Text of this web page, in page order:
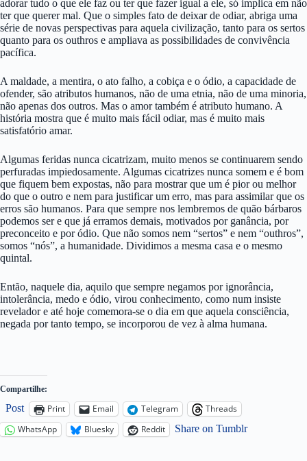
adorar tudo o que ele faz ou ter que fazer igual a ele, só implica em não
ter que querer mal. Que o simples fato de deixar de odiar, abriga uma
série de novas perspectivas para aquela civilização, tanto para os sertos
quanto para os outhros e ampliava as possibilidades de convivência
pacífica.
A maldade, a mentira, o ato falho, a cobiça e o ódio, a capacidade de
ofender, são atributos humanos, não de uma etnia, não de uma minoria,
não apenas dos outros. Mas o amor também é atributo humano. A
história mostra que é muito mais fácil odiar, mas é muito mais
satisfatório amar.
Algumas feridas nunca cicatrizam, muito menos se continuarem sendo
perfuradas impiedosamente. Algumas cicatrizes nunca somem e é bom
que fiquem bem expostas, não para mostrar que um é pior ou melhor
do que o outro e nem para justificar um erro, mas para assimilar que os
erros são humanos. Para que sempre nos lembremos de quão bárbaros
podemos ser e que já erramos demais, motivados por ganância, por
preconceito e por ódio. Que não somos nem “sertos” e nem “outhros”,
somos “nós”, a humanidade. Dividimos a mesma casa e o mesmo
quintal.
Então, naquele dia, aquilo que sempre negamos por ignorância,
intolerância, medo e ódio, virou conhecimento, como num insiste
revelador e até hoje comemora-se o dia em que aquela consciência,
negada por tanto tempo, se incorporou de vez à alma humana.
Compartilhe:
Post Print Email Telegram
Threads
WhatsApp
Bluesky Reddit Share on Tumblr